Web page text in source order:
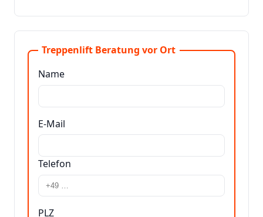
Treppenlift Beratung vor Ort
Name
E-Mail
Telefon
PLZ